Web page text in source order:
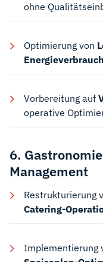
ohne
Optimierung von
Vorbereitung auf
operative
6.
Management
Restrukturierung
Catering-
Implementierung